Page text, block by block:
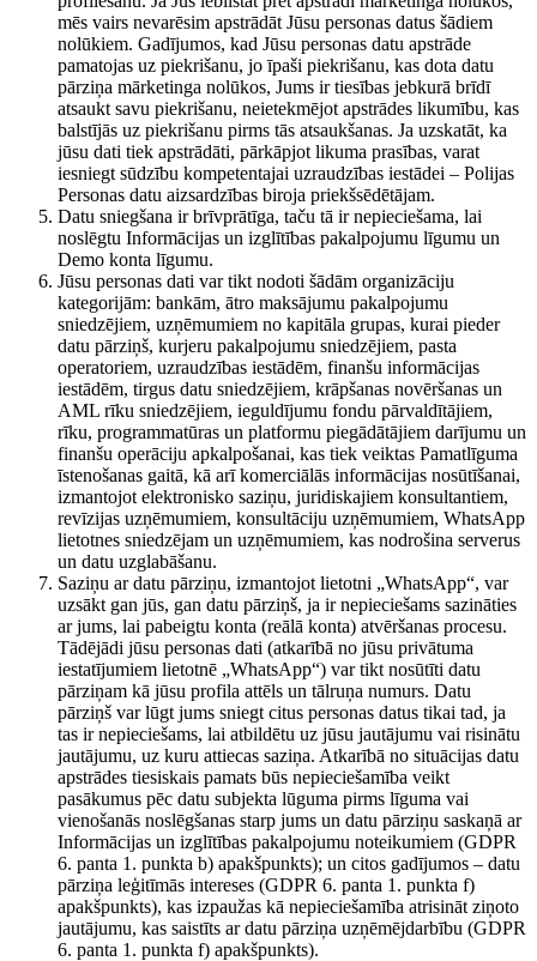
mēs vairs nevarēsim apstrādāt Jūsu personas datus šādiem
nolūkiem. Gadījumos, kad Jūsu personas datu apstrāde
pamatojas uz piekrišanu, jo īpaši piekrišanu, kas dota datu
pārziņa mārketinga nolūkos, Jums ir tiesības jebkurā brīdī
atsaukt savu piekrišanu, neietekmējot apstrādes likumību, kas
balstījās uz piekrišanu pirms tās atsaukšanas. Ja uzskatāt, ka
jūsu dati tiek apstrādāti, pārkāpjot likuma prasības, varat
iesniegt sūdzību kompetentajai uzraudzības iestādei – Polijas
Personas datu aizsardzības biroja priekšsēdētājam.
Datu sniegšana ir brīvprātīga, taču tā ir nepieciešama, lai
noslēgtu Informācijas un izglītības pakalpojumu līgumu un
Demo konta līgumu.
Jūsu personas dati var tikt nodoti šādām organizāciju
kategorijām: bankām, ātro maksājumu pakalpojumu
sniedzējiem, uzņēmumiem no kapitāla grupas, kurai pieder
datu pārziņš, kurjeru pakalpojumu sniedzējiem, pasta
operatoriem, uzraudzības iestādēm, finanšu informācijas
iestādēm, tirgus datu sniedzējiem, krāpšanas novēršanas un
AML rīku sniedzējiem, ieguldījumu fondu pārvaldītājiem,
rīku, programmatūras un platformu piegādātājiem darījumu un
finanšu operāciju apkalpošanai, kas tiek veiktas Pamatlīguma
īstenošanas gaitā, kā arī komerciālās informācijas nosūtīšanai,
izmantojot elektronisko saziņu, juridiskajiem konsultantiem,
revīzijas uzņēmumiem, konsultāciju uzņēmumiem, WhatsApp
lietotnes sniedzējam un uzņēmumiem, kas nodrošina serverus
un datu uzglabāšanu.
Saziņu ar datu pārziņu, izmantojot lietotni „WhatsApp“, var
uzsākt gan jūs, gan datu pārziņš, ja ir nepieciešams sazināties
ar jums, lai pabeigtu konta (reālā konta) atvēršanas procesu.
Tādējādi jūsu personas dati (atkarībā no jūsu privātuma
iestatījumiem lietotnē „WhatsApp“) var tikt nosūtīti datu
pārziņam kā jūsu profila attēls un tālruņa numurs. Datu
pārziņš var lūgt jums sniegt citus personas datus tikai tad, ja
tas ir nepieciešams, lai atbildētu uz jūsu jautājumu vai risinātu
jautājumu, uz kuru attiecas saziņa. Atkarībā no situācijas datu
apstrādes tiesiskais pamats būs nepieciešamība veikt
pasākumus pēc datu subjekta lūguma pirms līguma vai
vienošanās noslēgšanas starp jums un datu pārziņu saskaņā ar
Informācijas un izglītības pakalpojumu noteikumiem (GDPR
6. panta 1. punkta b) apakšpunkts); un citos gadījumos – datu
pārziņa leģitīmās intereses (GDPR 6. panta 1. punkta f)
apakšpunkts), kas izpaužas kā nepieciešamība atrisināt ziņoto
jautājumu, kas saistīts ar datu pārziņa uzņēmējdarbību (GDPR
6. panta 1. punkta f) apakšpunkts).